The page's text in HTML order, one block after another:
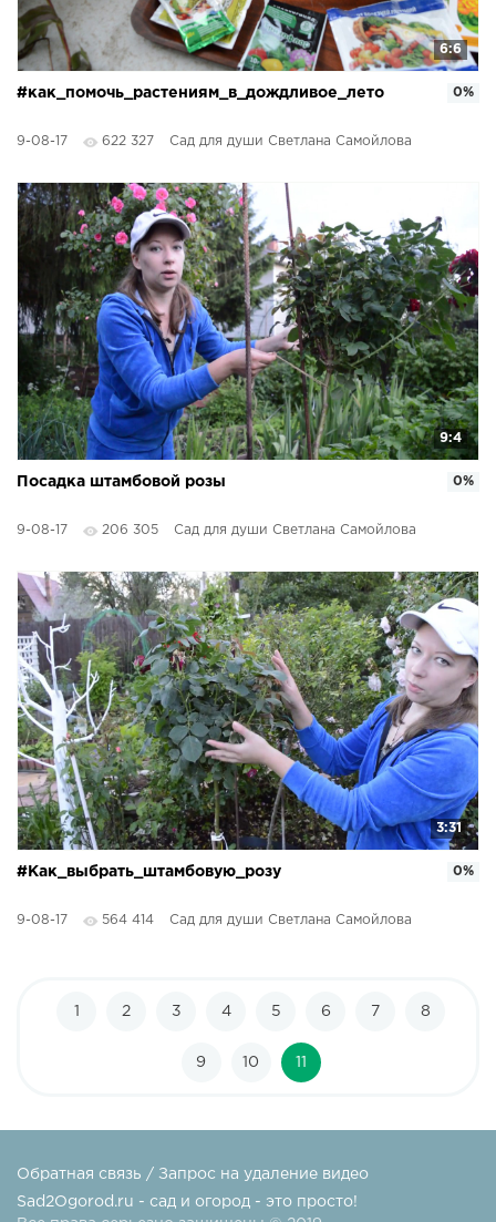
6:6
#как_помочь_растениям_в_дождливое_лето
9-08-17 622 327 Сад для души Светлана Самойлова
0%
9:4
Посадка штамбовой розы
9-08-17 206 305 Сад для души Светлана Самойлова
0%
3:31
#Как_выбрать_штамбовую_розу
9-08-17 564 414 Сад для души Светлана Самойлова
0%
1 2 3 4 5 6 7 8
9 10 11
Обратная связь / Запрос на удаление видео
Sad2Ogorod.ru - сад и огород - это просто!